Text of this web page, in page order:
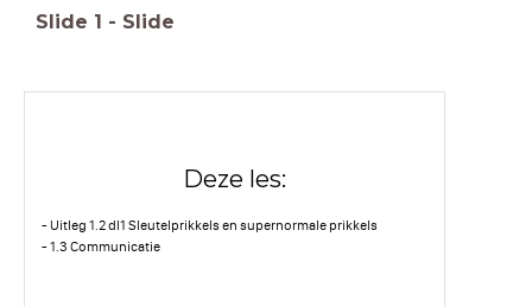
Slide 1 - Slide
Deze les:
- Uitleg 1.2 dl1 Sleutelprikkels en supernormale prikkels
- 1.3 Communicatie